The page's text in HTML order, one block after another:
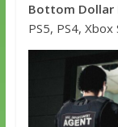
Bottom Dollar
PS5, PS4,